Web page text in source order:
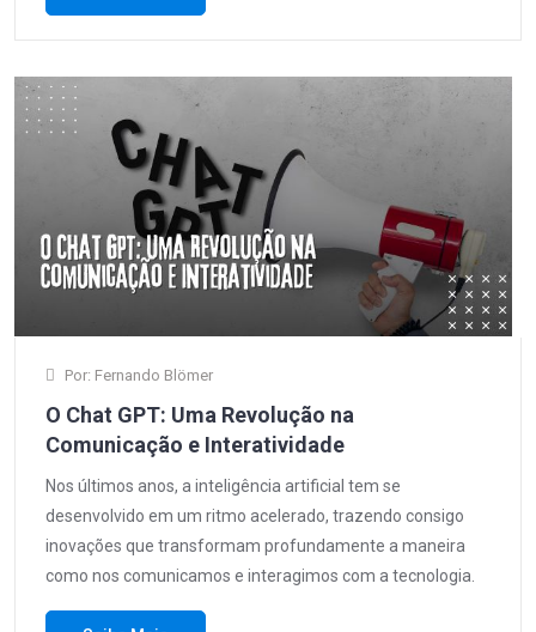
Por: Fernando Blömer
O Chat GPT: Uma Revolução na
Comunicação e Interatividade
Nos últimos anos, a inteligência artificial tem se
desenvolvido em um ritmo acelerado, trazendo consigo
inovações que transformam profundamente a maneira
como nos comunicamos e interagimos com a tecnologia.